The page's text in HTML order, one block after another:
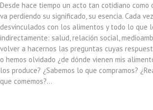
Desde hace tiempo un acto tan cotidiano como
va perdiendo su significado, su esencia. Cada
desvinculados con los alimentos y todo lo que
indirectamente: salud, relación social,
volver a hacernos las preguntas cuyas
o hemos olvidado ¿de dónde vienen mis
los produce? ¿Sabemos lo que compramos?
que comemos?…